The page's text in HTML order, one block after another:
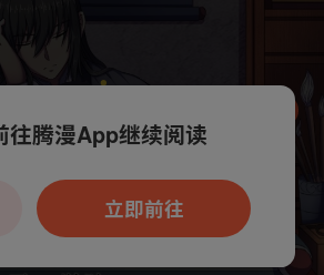
持App阅读，可打开App新用
户7天免费看
往腾漫App继续阅读
立即前往